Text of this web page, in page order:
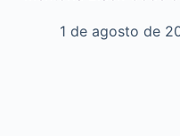
1 de agosto de